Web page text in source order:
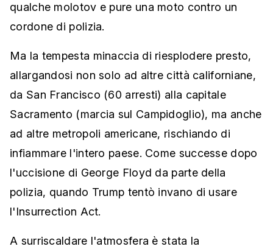
qualche molotov e pure una moto contro un
cordone di polizia.
Ma la tempesta minaccia di riesplodere presto,
allargandosi non solo ad altre città californiane,
da San Francisco (60 arresti) alla capitale
Sacramento (marcia sul Campidoglio), ma anche
ad altre metropoli americane, rischiando di
infiammare l'intero paese. Come successe dopo
l'uccisione di George Floyd da parte della
polizia, quando Trump tentò invano di usare
l'Insurrection Act.
A surriscaldare l'atmosfera è stata la